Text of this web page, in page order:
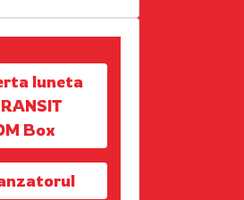
luneta
Box